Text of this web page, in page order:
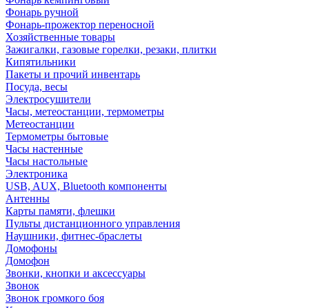
Фонарь ручной
Фонарь-прожектор переносной
Хозяйственные товары
Зажигалки, газовые горелки, резаки, плитки
Кипятильники
Пакеты и прочий инвентарь
Посуда, весы
Электросушители
Часы, метеостанции, термометры
Метеостанции
Термометры бытовые
Часы настенные
Часы настольные
Электроника
USB, AUX, Bluetooth компоненты
Антенны
Карты памяти, флешки
Пульты дистанционного управления
Наушники, фитнес-браслеты
Домофоны
Домофон
Звонки, кнопки и аксессуары
Звонок
Звонок громкого боя